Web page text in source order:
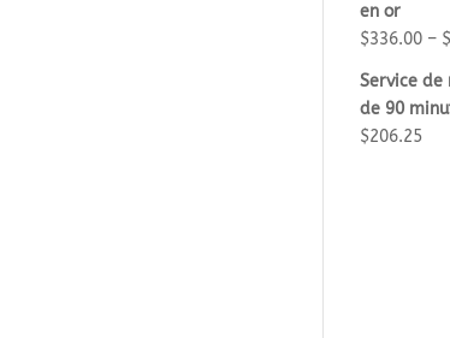
en or
$336.00 – $
Service
de 90
$206.25